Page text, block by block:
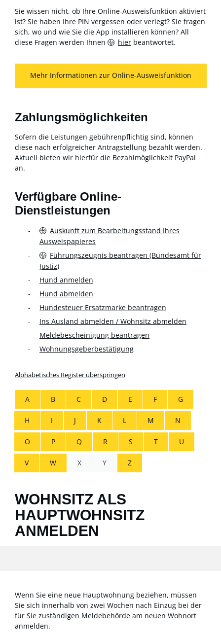
Sie wissen nicht, ob Ihre Online-Ausweisfunktion aktiviert
ist? Sie haben Ihre PIN vergessen oder verlegt? Sie fragen
sich, wo und wie Sie die App installieren können? All
diese Fragen werden Ihnen
hier beantwortet.
Mehr Informationen zur Online-Ausweisfunktion
Zahlungsmöglichkeiten
Sofern die Leistungen gebührenpflichtig sind, können
diese nach erfolgreicher Antragstellung bezahlt werden.
Aktuell bieten wir hierfür die Bezahlmöglichkeit PayPal
an.
Verfügbare Online-
Dienstleistungen
Auskunft zum Bearbeitungsstand Ihres
Ausweispapieres
Führungszeugnis beantragen (Bundesamt für
Justiz)
Hund anmelden
Hund abmelden
Hundesteuer Ersatzmarke beantragen
Ins Ausland abmelden / Wohnsitz abmelden
Meldebescheinigung beantragen
Wohnungsgeberbestätigung
Alphabetisches Register überspringen
A B C D E F G
H I J K L M N
O P Q R S T U
V W X Y Z
WOHNSITZ ALS
HAUPTWOHNSITZ
ANMELDEN
Wenn Sie eine neue Hauptwohnung beziehen, müssen
Sie sich innerhalb von zwei Wochen nach Einzug bei der
für Sie zuständigen Meldebehörde am neuen Wohnort
anmelden.